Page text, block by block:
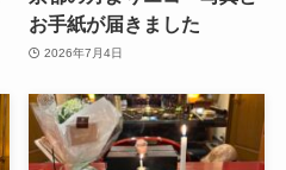
お手紙が届きました
2026年7月4日